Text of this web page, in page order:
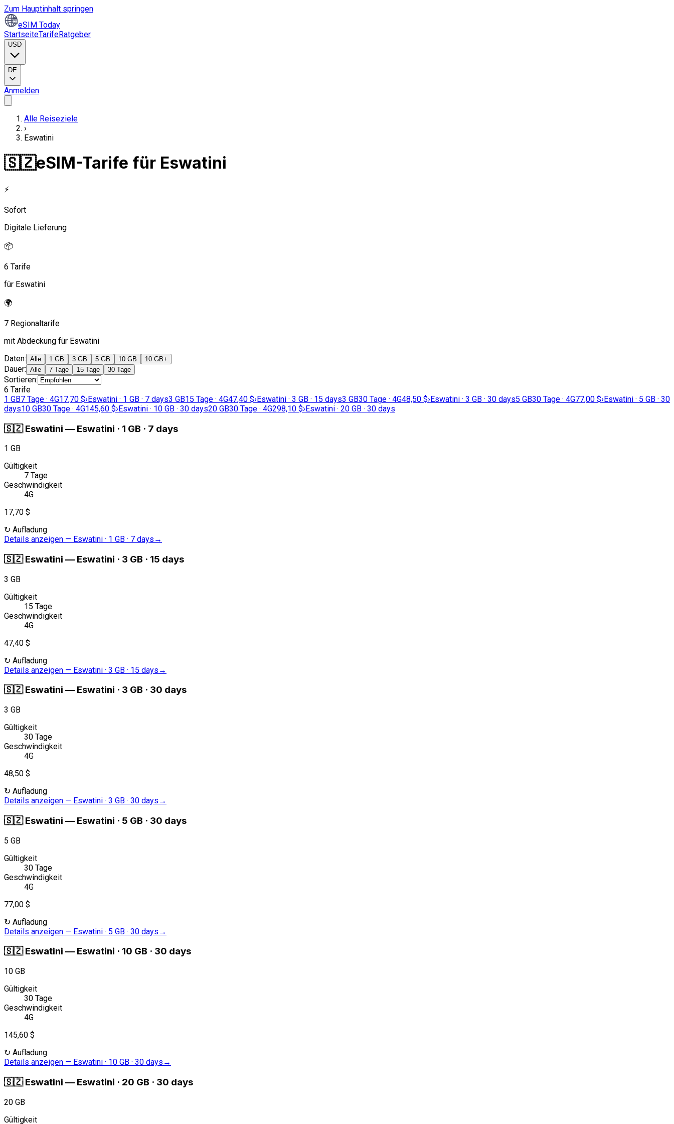
Zum Hauptinhalt springen
eSIM Today
StartseiteTarifeRatgeber
USD
DE
Anmelden
Alle Reiseziele
›
Eswatini
🇸🇿eSIM-Tarife für Eswatini
⚡
Sofort
Digitale Lieferung
📦
6 Tarife
für Eswatini
🌍
7 Regionaltarife
mit Abdeckung für Eswatini
Daten: Alle 1 GB 3 GB 5 GB 10 GB 10 GB+
Dauer: Alle 7 Tage 15 Tage 30 Tage
Sortieren:
6 Tarife
1 GB7 Tage · 4G17,70 $›Eswatini · 1 GB · 7 days3 GB15 Tage · 4G47,40 $›Eswatini · 3 GB · 15 days3 GB30 Tage · 4G48,50 $›Eswatini · 3 GB · 30 days5 GB30 Tage · 4G77,00 $›Eswatini · 5 GB · 30
days10 GB30 Tage · 4G145,60 $›Eswatini · 10 GB · 30 days20 GB30 Tage · 4G298,10 $›Eswatini · 20 GB · 30 days
🇸🇿 Eswatini — Eswatini · 1 GB · 7 days
1 GB
Gültigkeit
7 Tage
Geschwindigkeit
4G
17,70 $
↻ Aufladung
Details anzeigen — Eswatini · 1 GB · 7 days →
🇸🇿 Eswatini — Eswatini · 3 GB · 15 days
3 GB
Gültigkeit
15 Tage
Geschwindigkeit
4G
47,40 $
↻ Aufladung
Details anzeigen — Eswatini · 3 GB · 15 days →
🇸🇿 Eswatini — Eswatini · 3 GB · 30 days
3 GB
Gültigkeit
30 Tage
Geschwindigkeit
4G
48,50 $
↻ Aufladung
Details anzeigen — Eswatini · 3 GB · 30 days →
🇸🇿 Eswatini — Eswatini · 5 GB · 30 days
5 GB
Gültigkeit
30 Tage
Geschwindigkeit
4G
77,00 $
↻ Aufladung
Details anzeigen — Eswatini · 5 GB · 30 days →
🇸🇿 Eswatini — Eswatini · 10 GB · 30 days
10 GB
Gültigkeit
30 Tage
Geschwindigkeit
4G
145,60 $
↻ Aufladung
Details anzeigen — Eswatini · 10 GB · 30 days →
🇸🇿 Eswatini — Eswatini · 20 GB · 30 days
20 GB
Gültigkeit